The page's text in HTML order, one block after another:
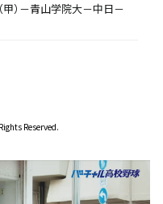
甲）－青山学院大－中日－
Reserved.